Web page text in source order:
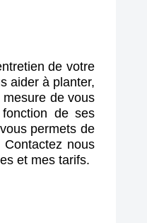
aider à planter,
de vous
de ses
permets de
nous
et mes tarifs.